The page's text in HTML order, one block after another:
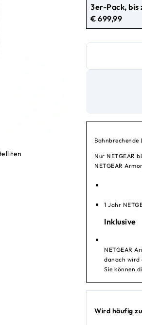
3er-Pack, bis
€ 699,99
Bahnbrechende
Nur NETGEAR
NETGEAR
1 Jahr
Inklusive
NETGEAR
danach wird
Sie können
Wird häufig